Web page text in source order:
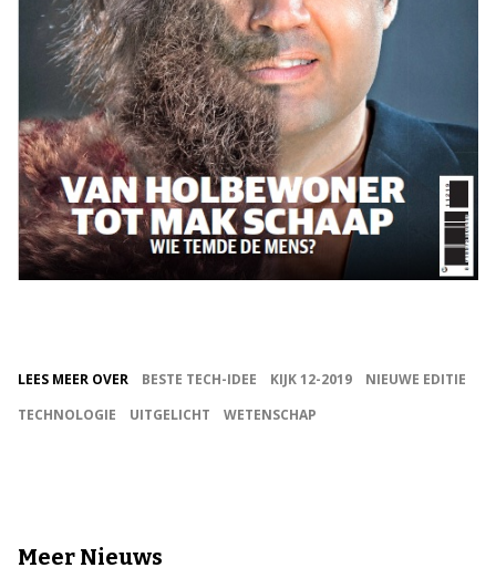
LEES MEER OVER BESTE TECH-IDEE KIJK 12-2019
NIEUWE EDITIE
TECHNOLOGIE
UITGELICHT WETENSCHAP
Meer Nieuws